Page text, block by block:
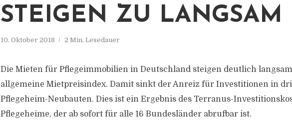
STEIGEN ZU LANGSAM
10. Oktober 2018 2 Min. Lesedauer
Die Mieten für Pflegeimmobilien in Deutschland steigen deutlich
allgemeine Mietpreisindex. Damit sinkt der Anreiz für Investitionen in
Pflegeheim-Neubauten. Dies ist ein Ergebnis des Terranus-
Pflegeheime, der ab sofort für alle 16 Bundesländer abrufbar ist.